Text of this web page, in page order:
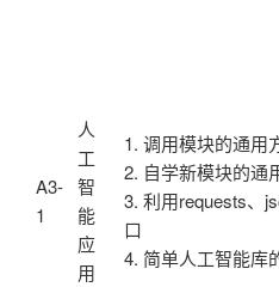
A3-
1
人
工
智
能
应
用
1. 调用模块的通用
2. 自学新模块的通
3. 利用requests、
口
4. 简单人工智能库